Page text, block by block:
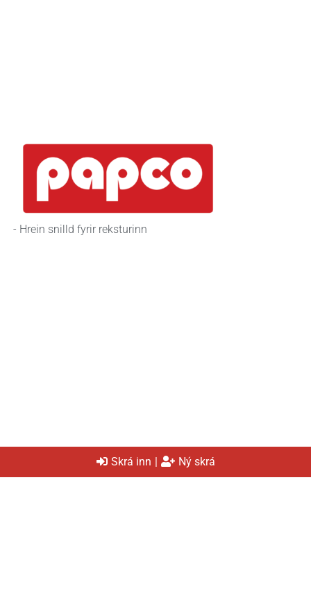
- Hrein snilld fyrir reksturinn
Skrá inn Ný skrá